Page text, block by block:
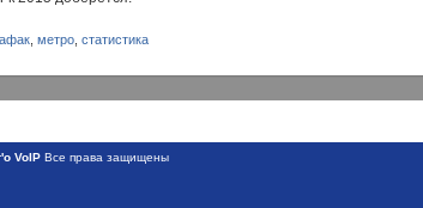
метро статистика
VoIP Все права защищены